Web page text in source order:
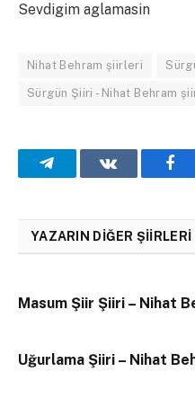
Sevdigim aglamasin
Nihat Behram şiirleri
Sürgün Şiiri - Nihat Behram
TelegramVKontakte
YAZARIN DIĞER ŞIIRLERI
Masum Şiir Şiiri – Nihat
Uğurlama Şiiri – Nihat